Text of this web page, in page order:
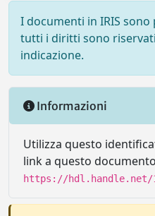
I documenti in IRIS
tutti i diritti sono
indicazione.
Informazioni
Utilizza questo
link a questo
https://hdl.handle.net/